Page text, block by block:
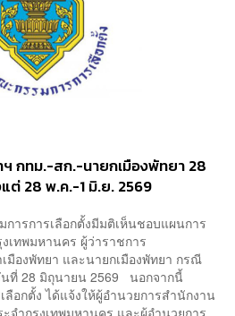
ฯ กทม.-สก.-นายกเมืองพัทยา 28
ต่ 28 พ.ค.-1 มิ.ย. 2569
ารการเลือกตั้งมีมติเห็นชอบแผนการ
เทพมหานคร ผู้ว่าราชการ
มืองพัทยา และนายกเมืองพัทยา กรณี
ที่ 28 มิถุนายน 2569 นอกจากนี้
อกตั้ง ได้แจ้งให้ผู้อำนวยการสำนักงาน